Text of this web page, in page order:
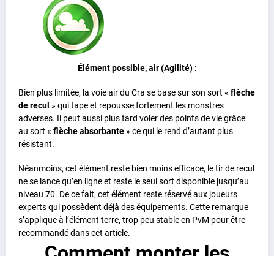
Élément possible, air (Agilité) :
Bien plus limitée, la voie air du Cra se base sur son sort « flèche
de recul » qui tape et repousse fortement les monstres
adverses. Il peut aussi plus tard voler des points de vie grâce
au sort « flèche absorbante » ce qui le rend d’autant plus
résistant.
Néanmoins, cet élément reste bien moins efficace, le tir de recul
ne se lance qu’en ligne et reste le seul sort disponible jusqu’au
niveau 70. De ce fait, cet élément reste réservé aux joueurs
experts qui possèdent déjà des équipements. Cette remarque
s’applique à l’élément terre, trop peu stable en PvM pour être
recommandé dans cet article.